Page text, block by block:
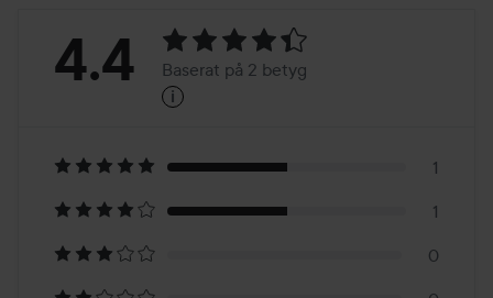
Betyg:
Baserat
på
2
4.4 Baserat på 2 betyg
i
1
1
0